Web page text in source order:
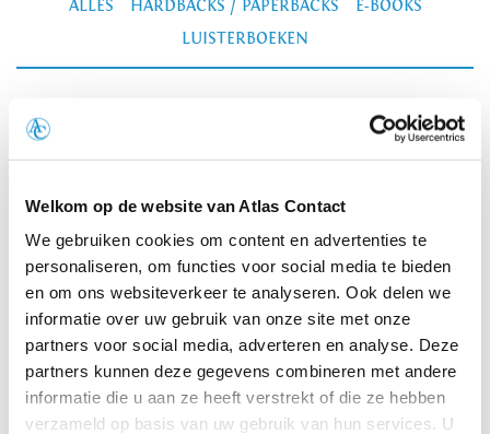
Welkom op de website van Atlas Contact
We gebruiken cookies om content en advertenties te
personaliseren, om functies voor social media te bieden
en om ons websiteverkeer te analyseren. Ook delen we
informatie over uw gebruik van onze site met onze
partners voor social media, adverteren en analyse. Deze
partners kunnen deze gegevens combineren met andere
informatie die u aan ze heeft verstrekt of die ze hebben
verzameld op basis van uw gebruik van hun services. U
ALLES HARDBACKS / PAPERBACKS
E-BOOKS
LUISTERBOEKEN